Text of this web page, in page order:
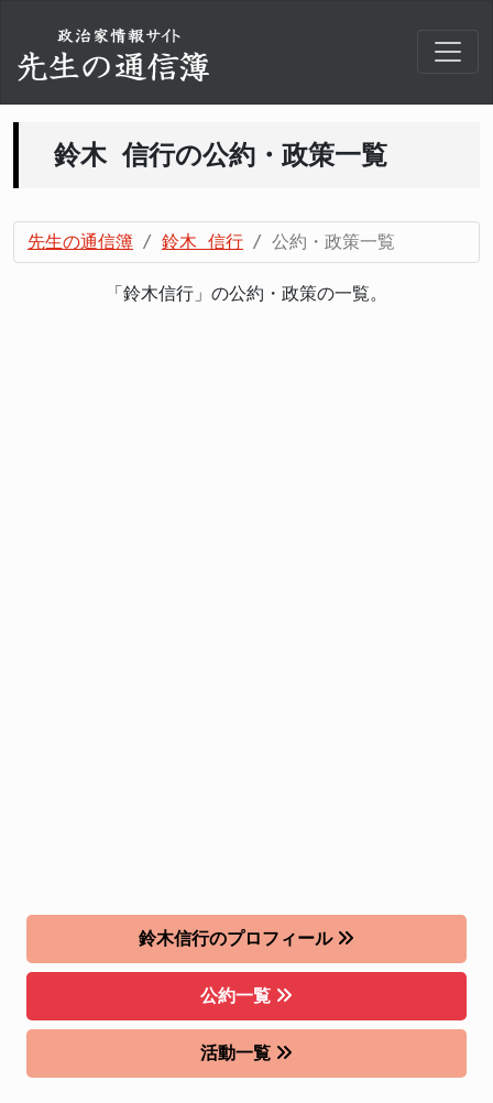
鈴木 信行の公約・政策一覧
先生の通信簿 鈴木 信行 公約・政策一覧
「鈴木信行」の公約・政策の一覧。
鈴木信行のプロフィール
公約一覧
活動一覧